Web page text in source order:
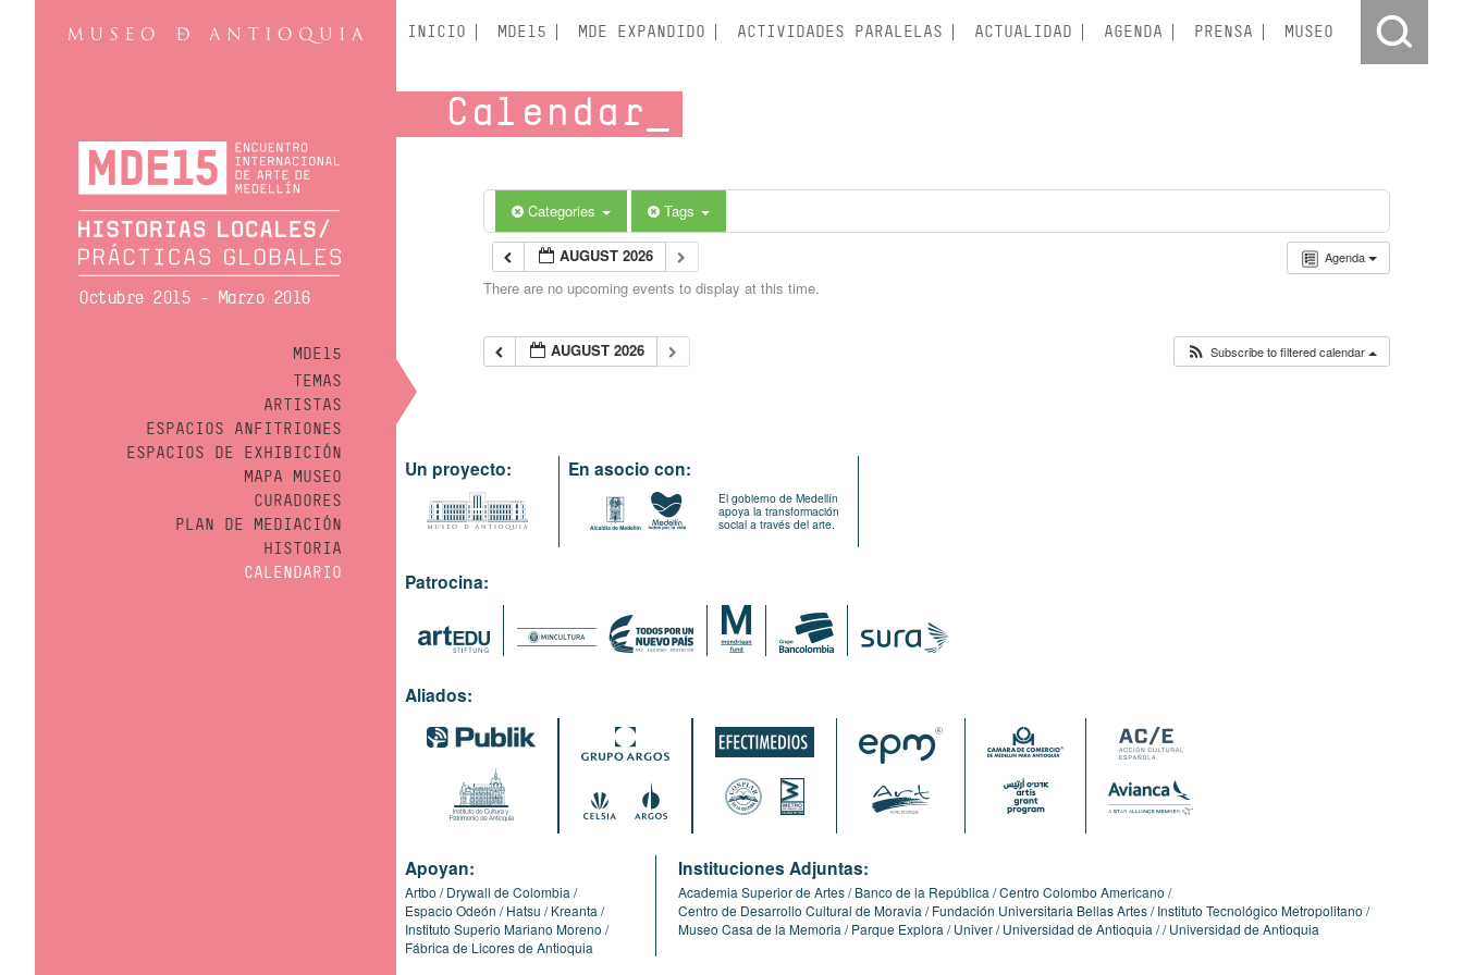
Octubre 2015 - Marzo 2016
MDE15
TEMAS
ARTISTAS
ESPACIOS ANFITRIONES
ESPACIOS DE EXHIBICIÓN
MAPA MUSEO
CURADORES
PLAN DE MEDIACIÓN
HISTORIA
CALENDARIO
INICIO MDE15 MDE EXPANDIDO ACTIVIDADES PARALELAS ACTUALIDAD AGENDA PRENSA MUSEO
Calendar
Categories Tags
Agenda
AUGUST 2026
There are no upcoming events to display at this time.
AUGUST 2026 Subscribe to filtered calendar
Un proyecto: En asocio con:
El gobierno de Medellín
apoya la transformación
social a través del arte.
Patrocina:
Aliados:
Apoyan:
Artbo
Drywall de Colombia
Espacio Odeón
Hatsu
Kreanta
Instituto Superio Mariano Moreno
Fábrica de Licores de Antioquia
Instituciones Adjuntas:
Academia Superior de Artes Banco de la República Centro Colombo Americano
Centro de Desarrollo Cultural de Moravia
Fundación Universitaria Bellas Artes Instituto Tecnológico Metropolitano
Museo Casa de la Memoria
Parque Explora Univer Universidad de Antioquia Universidad de Antioquia